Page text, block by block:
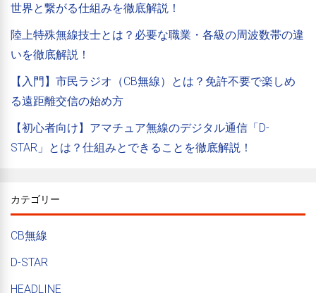
世界と繋がる仕組みを徹底解説！
陸上特殊無線技士とは？必要な職業・各級の周波数帯の違
いを徹底解説！
【入門】市民ラジオ（CB無線）とは？免許不要で楽しめ
る遠距離交信の始め方
【初心者向け】アマチュア無線のデジタル通信「D-
STAR」とは？仕組みとできることを徹底解説！
カテゴリー
CB無線
D-STAR
HEADLINE